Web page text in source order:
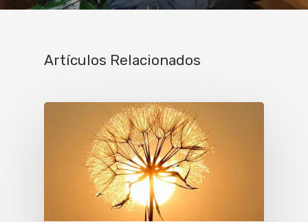
Artículos Relacionados